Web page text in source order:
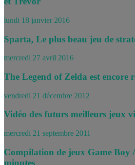
lundi 18 janvier 2016
Sparta, Le plus beau jeu de
mercredi 27 avril 2016
The Legend of Zelda est encore
vendredi 21 décembre 2012
Vidéo des futurs meilleurs jeux
mercredi 21 septembre 2011
Compilation de jeux Game Boy
minutes